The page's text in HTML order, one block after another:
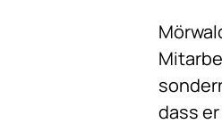
dass